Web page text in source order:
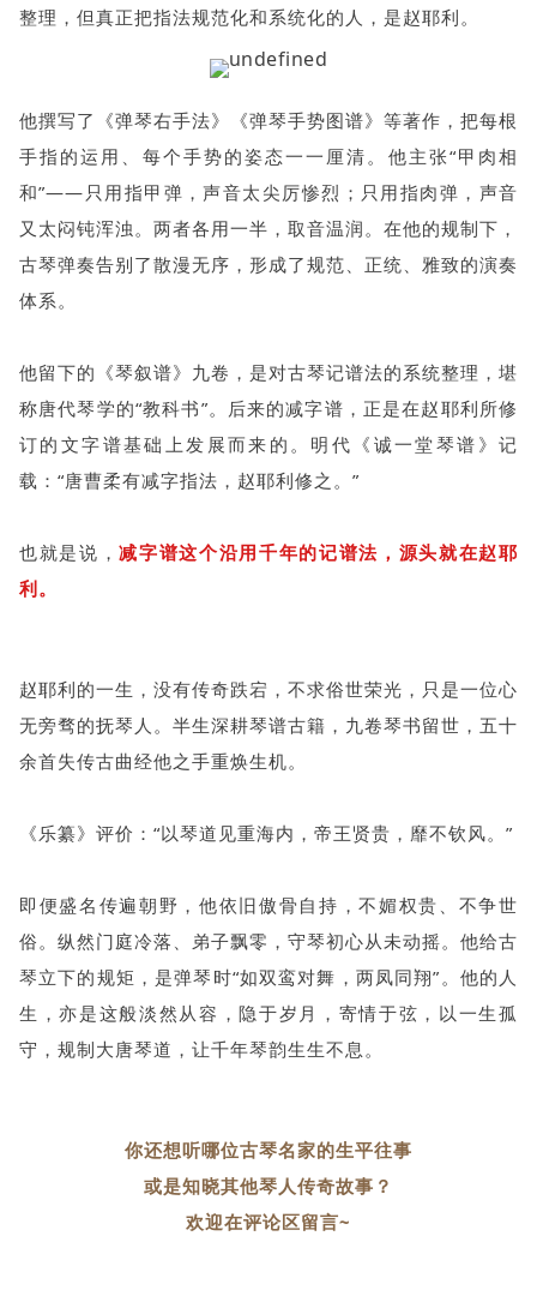
整理，但真正把指法规范化和系统化的人，是赵耶利。
他撰写了《弹琴右手法》《弹琴手势图谱》等著作，把每根
手指的运用、每个手势的姿态一一厘清。他主张“甲肉相
和”——只用指甲弹，声音太尖厉惨烈；只用指肉弹，声音
又太闷钝浑浊。两者各用一半，取音温润。在他的规制下，
古琴弹奏告别了散漫无序，形成了规范、正统、雅致的演奏
体系。
他留下的《琴叙谱》九卷，是对古琴记谱法的系统整理，堪
称唐代琴学的“教科书”。后来的减字谱，正是在赵耶利所修
订的文字谱基础上发展而来的。明代《诚一堂琴谱》记
载：“唐曹柔有减字指法，赵耶利修之。”
也就是说，减字谱这个沿用千年的记谱法，源头就在赵耶
利。
赵耶利的一生，没有传奇跌宕，不求俗世荣光，只是一位心
无旁骛的抚琴人。半生深耕琴谱古籍，九卷琴书留世，五十
余首失传古曲经他之手重焕生机。
《乐纂》评价：“以琴道见重海内，帝王贤贵，靡不钦风。”
即便盛名传遍朝野，他依旧傲骨自持，不媚权贵、不争世
俗。纵然门庭冷落、弟子飘零，守琴初心从未动摇。他给古
琴立下的规矩，是弹琴时“如双鸾对舞，两凤同翔”。他的人
生，亦是这般淡然从容，隐于岁月，寄情于弦，以一生孤
守，规制大唐琴道，让千年琴韵生生不息。
你还想听哪位古琴名家的生平往事
或是知晓其他琴人传奇故事？
欢迎在评论区留言~